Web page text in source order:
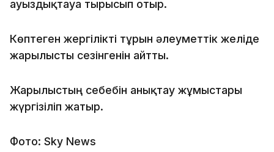
ауыздықтауға тырысып отыр.
Көптеген жергілікті тұрғын әлеуметтік желіде
жарылысты сезінгенін айтты.
Жарылыстың себебін анықтау жұмыстары
жүргізіліп жатыр.
Фото: Sky News